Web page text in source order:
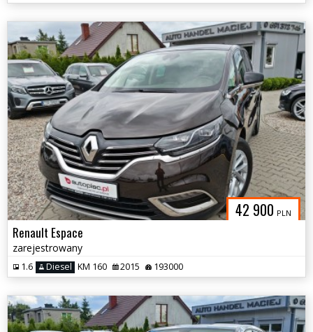
42 900 PLN
Renault Espace
zarejestrowany
1.6 Diesel KM 160 2015 193000